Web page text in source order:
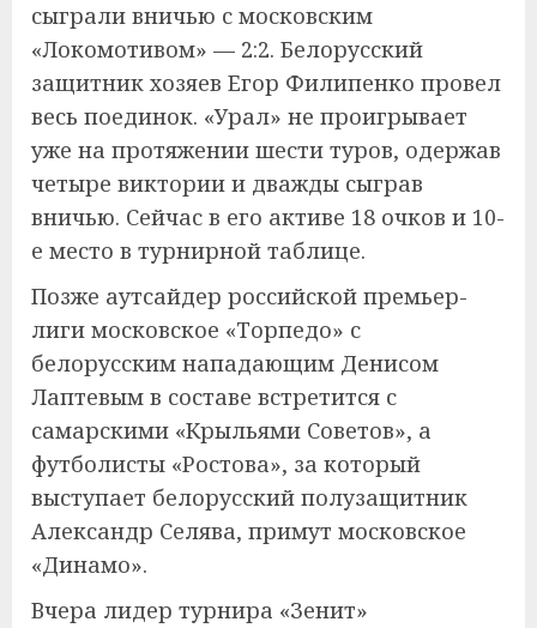
сыграли вничью с московским
«Локомотивом» — 2:2. Белорусский
защитник хозяев Егор Филипенко провел
весь поединок. «Урал» не проигрывает
уже на протяжении шести туров, одержав
четыре виктории и дважды сыграв
вничью. Сейчас в его активе 18 очков и 10-
е место в турнирной таблице.
Позже аутсайдер российской премьер-
лиги московское «Торпедо» с
белорусским нападающим Денисом
Лаптевым в составе встретится с
самарскими «Крыльями Советов», а
футболисты «Ростова», за который
выступает белорусский полузащитник
Александр Селява, примут московское
«Динамо».
Вчера лидер турнира «Зенит»